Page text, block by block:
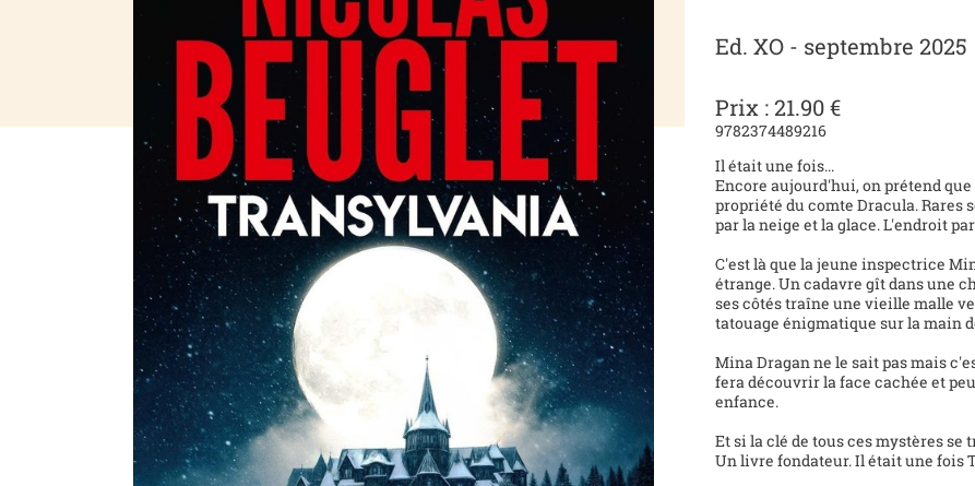
Ed. XO - septembre 2025
Prix : 21.90 €
9782374489216
Il était une fois...
Encore aujourd'hui, on prétend
propriété du comte Dracula. Rares
par la neige et la glace. L'endroit
C'est là que la jeune inspectrice
étrange. Un cadavre gît dans une
ses côtés traîne une vieille malle
tatouage énigmatique sur la main
Mina Dragan ne le sait pas mais
fera découvrir la face cachée et
enfance.
Et si la clé de tous ces mystères se
Un livre fondateur. Il était une fois